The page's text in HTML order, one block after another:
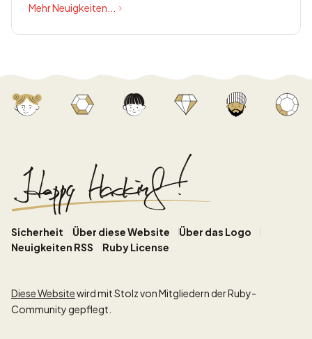
Mehr Neuigkeiten...
Sicherheit Über diese Website
Über das Logo
Neuigkeiten RSS
Ruby License
Diese Websitewird mit Stolz von Mitgliedern der Ruby-
Community gepflegt.